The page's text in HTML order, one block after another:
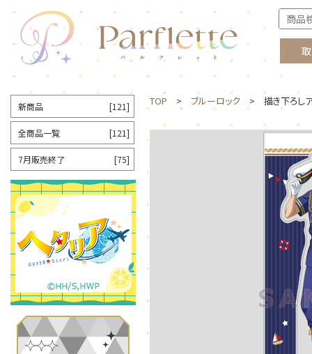
TOP > ブルーロック > 描き下ろしア
新商品 [121]
全商品一覧 [121]
7月販売終了 [75]